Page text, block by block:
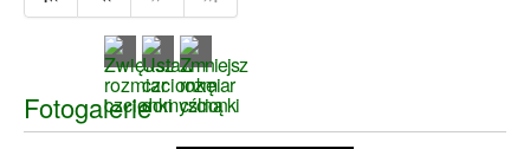
Fotogalerie